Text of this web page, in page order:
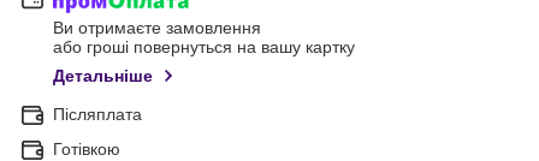
Ви отримаєте замовлення
або гроші повернуться на вашу картку
Детальніше
Післяплата
Готівкою